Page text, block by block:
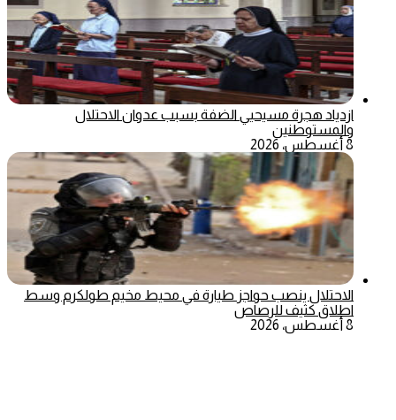
ازدياد هجرة مسيحيي الضفة بسبب عدوان الاحتلال
والمستوطنين
8 أغسطس، 2026
الاحتلال ينصب حواجز طيارة في محيط مخيم طولكرم وسط
اطلاق كثيف للرصاص
8 أغسطس، 2026